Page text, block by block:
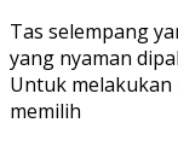
Tas selempang
yang nyaman
Untuk melakukan
memilih